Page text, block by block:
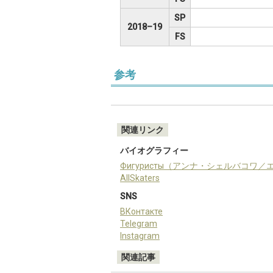
2018–19
SP
FS
参考
関連リンク
バイオグラフィー
Фигуристы（アンナ・シェルバコワ／
AllSkaters
SNS
ВКонтакте
Telegram
Instagram
関連記事